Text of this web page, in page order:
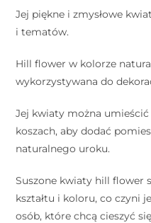
Jej piękne i zmysłowe
i tematów.
Hill flower w kolorze
wykorzystywana do
Jej kwiaty można
koszach, aby dodać
naturalnego uroku.
Suszone kwiaty hill flower
kształtu i koloru, co czyni
osób, które chcą cieszyć